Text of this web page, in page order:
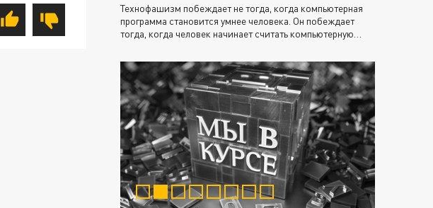
Технофашизм побеждает не тогда, когда компьютерная
программа становится умнее человека. Он побеждает
тогда, когда человек начинает считать компьютерную